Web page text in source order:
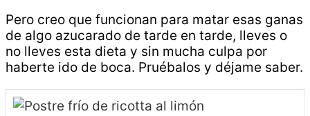
Pero creo que funcionan para matar esas ganas
de algo azucarado de tarde en tarde, lleves o
no lleves esta dieta y sin mucha culpa por
haberte ido de boca. Pruébalos y déjame saber.